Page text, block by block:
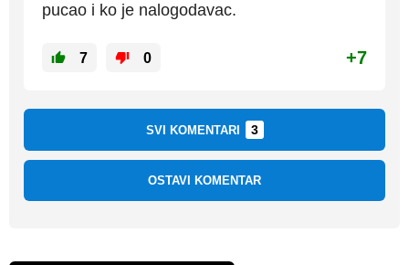
pucao i ko je nalogodavac.
7 0 +7
SVI KOMENTARI 3
OSTAVI KOMENTAR